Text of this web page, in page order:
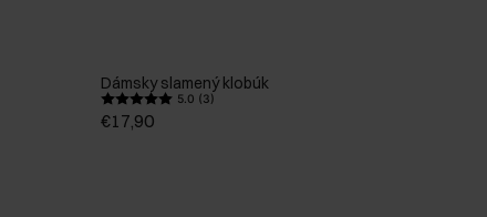
Dámsky slamený klobúk
5.0 (3)
€17,90